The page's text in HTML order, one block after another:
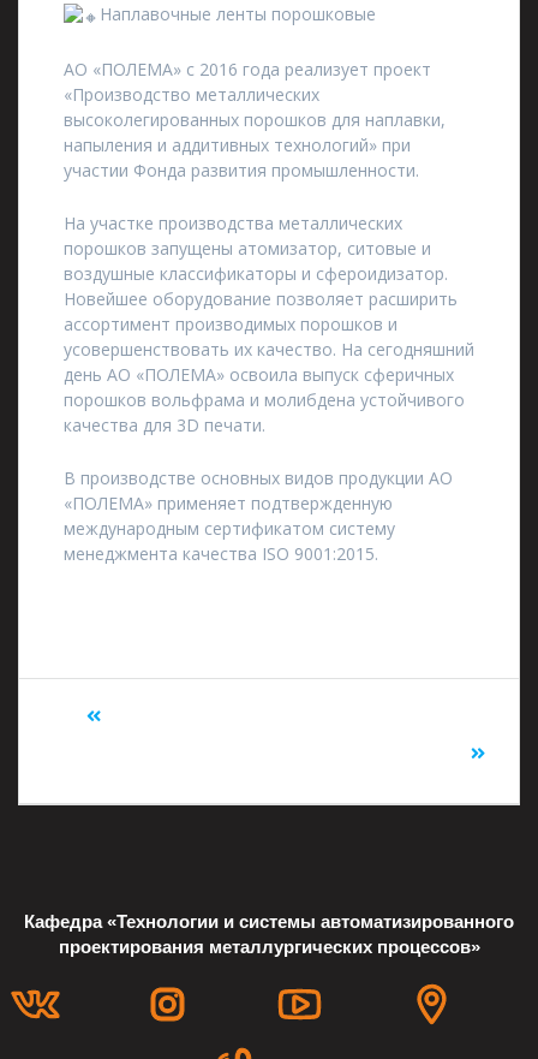
Наплавочные ленты порошковые
АО «ПОЛЕМА» с 2016 года реализует проект
«Производство металлических
высоколегированных порошков для наплавки,
напыления и аддитивных технологий» при
участии Фонда развития промышленности.
На участке производства металлических
порошков запущены атомизатор, ситовые и
воздушные классификаторы и сфероидизатор.
Новейшее оборудование позволяет расширить
ассортимент производимых порошков и
усовершенствовать их качество. На сегодняшний
день АО «ПОЛЕМА» освоила выпуск сферичных
порошков вольфрама и молибдена устойчивого
качества для 3D печати.
В производстве основных видов продукции АО
«ПОЛЕМА» применяет подтвержденную
международным сертификатом систему
менеджмента качества ISO 9001:2015.
Кафедра «Технологии и системы автоматизированного
проектирования металлургических процессов»